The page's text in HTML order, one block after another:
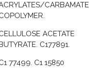
CARBAMATE
ACETATE
BUTYRATE. C177891.
77499. C1 15850